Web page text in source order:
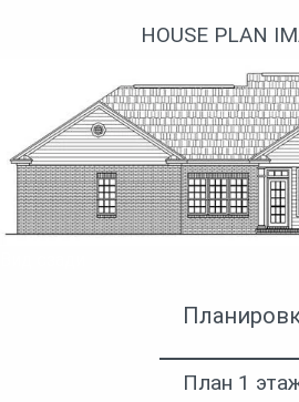
HOUSE PLAN
План 1